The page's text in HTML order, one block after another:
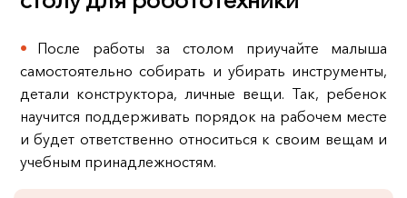
После работы за столом приучайте малыша
самостоятельно собирать и убирать инструменты,
детали конструктора, личные вещи. Так, ребенок
научится поддерживать порядок на рабочем месте
и будет ответственно относиться к своим вещам и
учебным принадлежностям.